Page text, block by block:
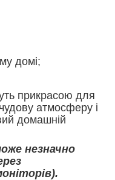
домі;
прикрасою для
атмосферу і
домашній
незначно